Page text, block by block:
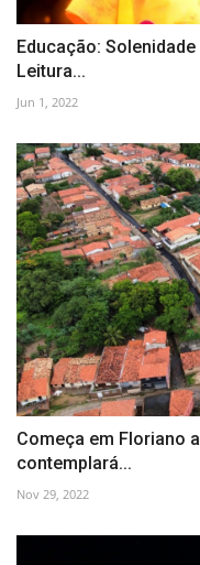
Educação:
Leitura...
Jun 1, 2022
Começa em Floriano
contemplará...
Nov 29, 2022